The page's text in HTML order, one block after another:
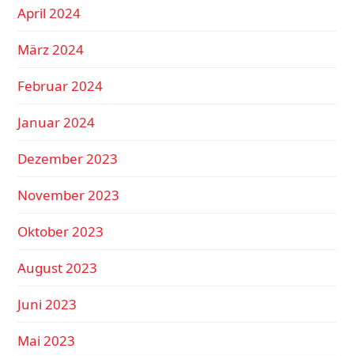
April 2024
März 2024
Februar 2024
Januar 2024
Dezember 2023
November 2023
Oktober 2023
August 2023
Juni 2023
Mai 2023